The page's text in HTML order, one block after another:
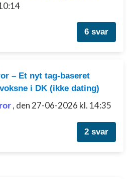
6 svar
– Et nyt tag-baseret
i DK (ikke dating)
, den 27-06-2026 kl. 14:35
2 svar